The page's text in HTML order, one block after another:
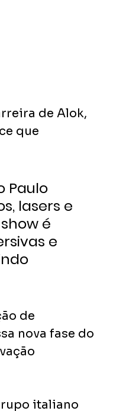
de Alok,
que
Paulo
lasers e
é
e
de
nova fase do
italiano